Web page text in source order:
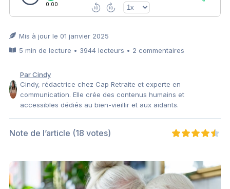
0:00
Mis à jour le 01 janvier 2025
5 min de lecture • 3944 lecteurs • 2 commentaires
Par Cindy
Cindy, rédactrice chez Cap Retraite et experte en
communication. Elle crée des contenus humains et
accessibles dédiés au bien-vieillir et aux aidants.
Note de l’article (18 votes)